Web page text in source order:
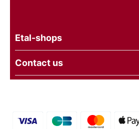
Etal-shops
Contact us